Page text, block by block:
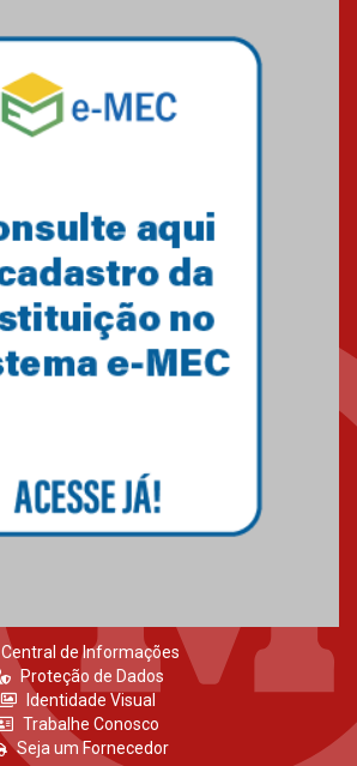
Mackenzie mobiliza campanha
solidária para apoiar famílias em
Minas Gerais
Primeiro culto do ano ressalta o
27.02.2026
Central de Informações
Proteção de Dados
Identidade Visual
Trabalhe Conosco
Seja um Fornecedor